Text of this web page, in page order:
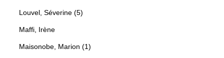
Louvel, Séverine (5)
Maffi, Irène
Maisonobe, Marion (1)